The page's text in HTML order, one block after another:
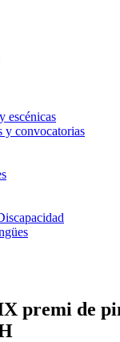
escénicas
y convocatorias
premi de